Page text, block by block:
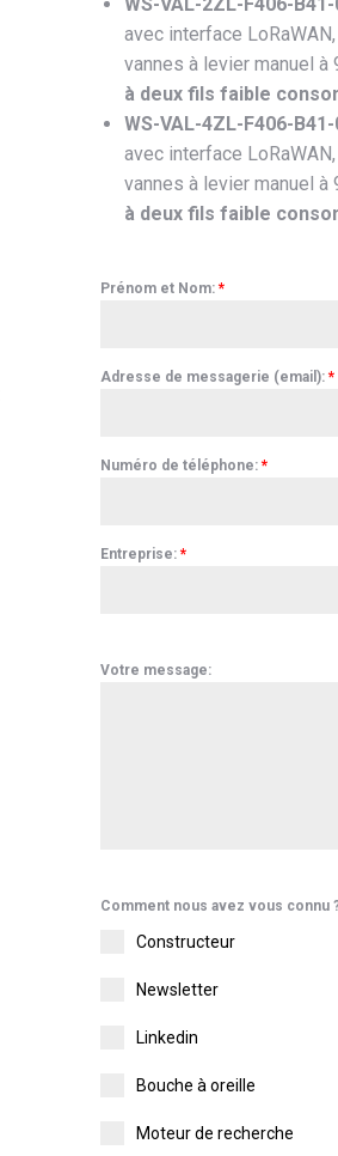
avec interface
vannes à levier manuel à
à deux fils faible
WS-VAL-4ZL-F406-
avec interface
vannes à levier manuel à
à deux fils faible
Prénom et Nom: *
Adresse de messagerie (email): *
Numéro de téléphone: *
Entreprise: *
Votre message:
Comment nous avez vous connu
Constructeur
Newsletter
Linkedin
Bouche à oreille
Moteur de recherche